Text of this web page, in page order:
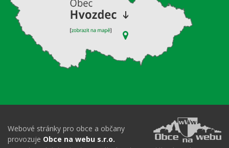
Webové stránky pro obce a občany
provozuje Obce na webu s.r.o.